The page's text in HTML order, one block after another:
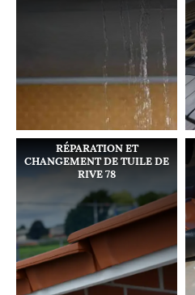
RÉPARATION ET
CHANGEMENT DE TUILE DE
RIVE 78